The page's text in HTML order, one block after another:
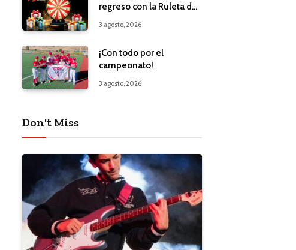
regreso con la Ruleta de
3 agosto, 2026
¡Con todo por el
campeonato!
3 agosto, 2026
Don't Miss